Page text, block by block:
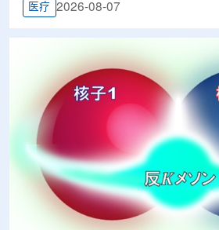
医疗 2026-08-07